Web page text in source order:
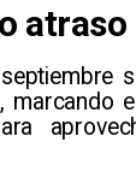
marcando